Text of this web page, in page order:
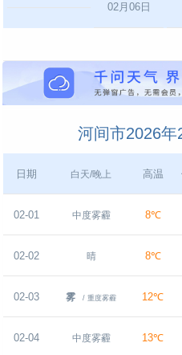
02月06日
河间市2026
日期 白天/晚上 高温
02-01 中度雾霾 8℃
02-02 晴 8℃
02-03 雾 / 重度雾霾 12℃
02-04 中度雾霾 13℃